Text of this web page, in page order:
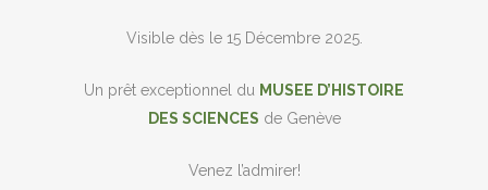
Visible dès le 15 Décembre 2025.
Un prêt exceptionnel du MUSEE D’HISTOIRE
DES SCIENCES de Genève
Venez l’admirer!